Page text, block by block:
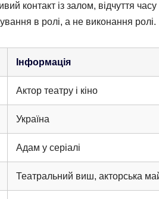
контакт із залом, відчуття
в ролі, а не виконання ролі.
Інформація
Актор театру і кіно
Україна
Адам у серіалі
Театральний виш, акторська